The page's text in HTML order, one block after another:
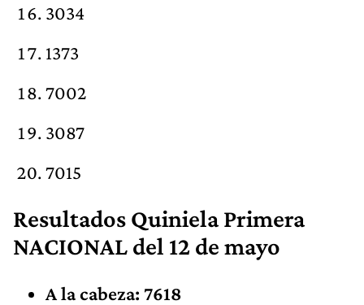
3034
1373
7002
3087
7015
Resultados Quiniela Primera
NACIONAL del 12 de mayo
A la cabeza: 7618